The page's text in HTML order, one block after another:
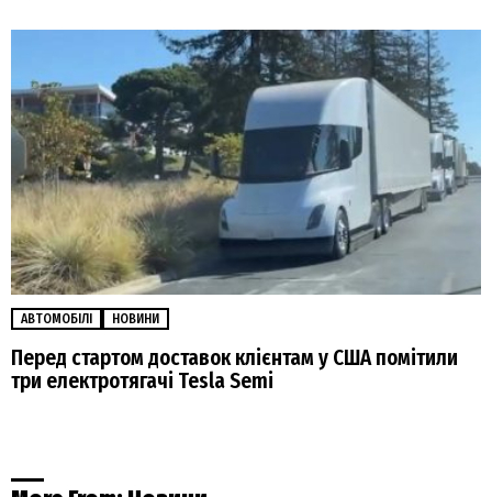
АВТОМОБІЛІ НОВИНИ
Перед стартом доставок клієнтам у США помітили
три електротягачі Tesla Semi